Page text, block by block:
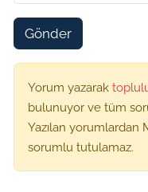
Gönder
Yorum yazarak
bulunuyor ve tüm
Yazılan yorumlardan
sorumlu tutulamaz.